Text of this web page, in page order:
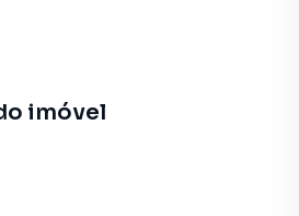
para um dia a dia mais
sujeitos a alteração sem aviso
imóvel